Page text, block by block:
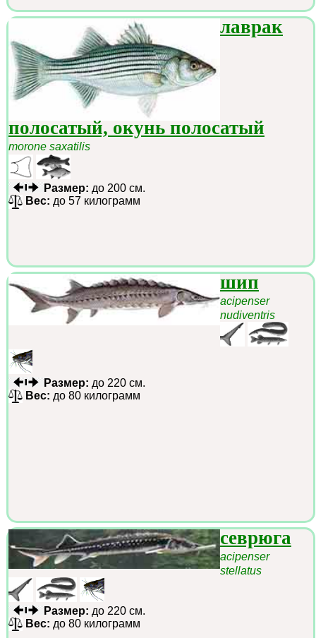
лаврак
полосатый, окунь полосатый
morone saxatilis
Размер: до 200 см.
Вес: до 57 килограмм
шип
acipenser
nudiventris
Размер: до 220 см.
Вес: до 80 килограмм
севрюга
acipenser
stellatus
Размер: до 220 см.
Вес: до 80 килограмм